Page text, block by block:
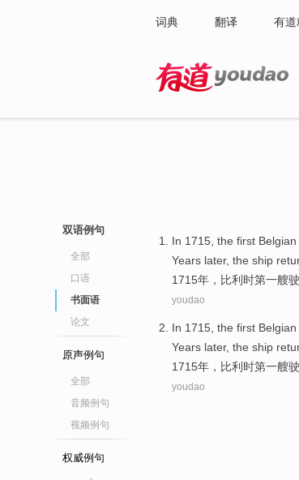
词典 翻译 有道
双语例句
全部
口语
书面语
论文
原声例句
全部
音频例句
视频例句
权威例句
In 1715, the first Belgian
Years later, the ship
1715年， 比利时第一艘
youdao
In 1715, the first Belgian
Years later, the ship
1715年， 比利时第一艘
youdao